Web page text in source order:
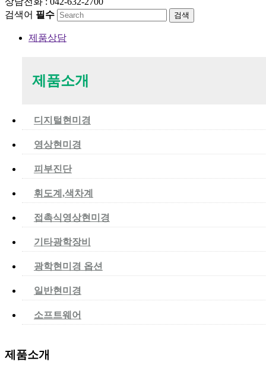
검색어 필수
제품상담
제품소개
디지털현미경
영상현미경
피부진단
휘도계,색차계
접촉식영상현미경
기타광학장비
광학현미경 옵션
일반현미경
소프트웨어
제품소개